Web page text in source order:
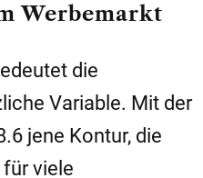
Werbemarkt
die
Variable. Mit der
jene Kontur, die
viele